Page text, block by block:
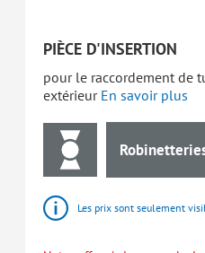
PIÈCE D'INSERTION
pour le raccordement de
extérieur En savoir plus
Les prix sont seulement